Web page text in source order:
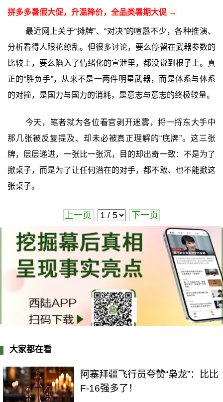
拼多多暑假大促，升温降价，全品类暑期大促 →
最近网上关于“摊牌”、“对决”的喧嚣不少，各种推演、
分析看得人眼花缭乱。但很多讨论，要么停留在武器参数的
比较上，要么陷入了情绪化的宣泄里，都没说到根子上。真
正的“胜负手”，从来不是一两件明星武器，而是体系与体系
的对撞，是国力与国力的消耗，是意志与意志的终极较量。
今天，笔者就为各位看官剥开迷雾，捋一捋东大手中
那几张被反复提及、却未必被真正理解的“底牌”。这三张
牌，层层递进，一张比一张沉，目的却出奇一致：不是为了
掀桌子，而是为了让任何潜在的对手，都不敢、也不能掀这
张桌子。
上一页 下一页
大家都在看
阿塞拜疆飞行员夸赞“枭龙”：比比
F-16强多了！